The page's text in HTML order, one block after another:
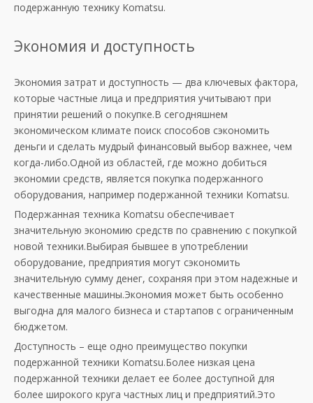
подержанную технику Komatsu.
Экономия и доступность
Экономия затрат и доступность — два ключевых фактора,
которые частные лица и предприятия учитывают при
принятии решений о покупке.В сегодняшнем
экономическом климате поиск способов сэкономить
деньги и сделать мудрый финансовый выбор важнее, чем
когда-либо.Одной из областей, где можно добиться
экономии средств, является покупка подержанного
оборудования, например подержанной техники Komatsu.
Подержанная техника Komatsu обеспечивает
значительную экономию средств по сравнению с покупкой
новой техники.Выбирая бывшее в употреблении
оборудование, предприятия могут сэкономить
значительную сумму денег, сохраняя при этом надежные и
качественные машины.Экономия может быть особенно
выгодна для малого бизнеса и стартапов с ограниченным
бюджетом.
Доступность – еще одно преимущество покупки
подержанной техники Komatsu.Более низкая цена
подержанной техники делает ее более доступной для
более широкого круга частных лиц и предприятий.Это